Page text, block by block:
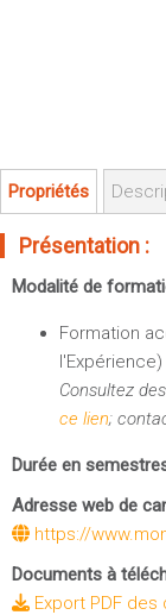
UFR FS (Chimie,
UFR
GEP (Génie
Mécanique
Fermer
Messagerie
Stage et emploi
Portefeuille
Fermer
Propriétés
Présentation :
Modalité de
Formation
l'Expérience)
Consultez des
ce lien;
Durée en
Adresse web de
https://
Documents à
Export PDF